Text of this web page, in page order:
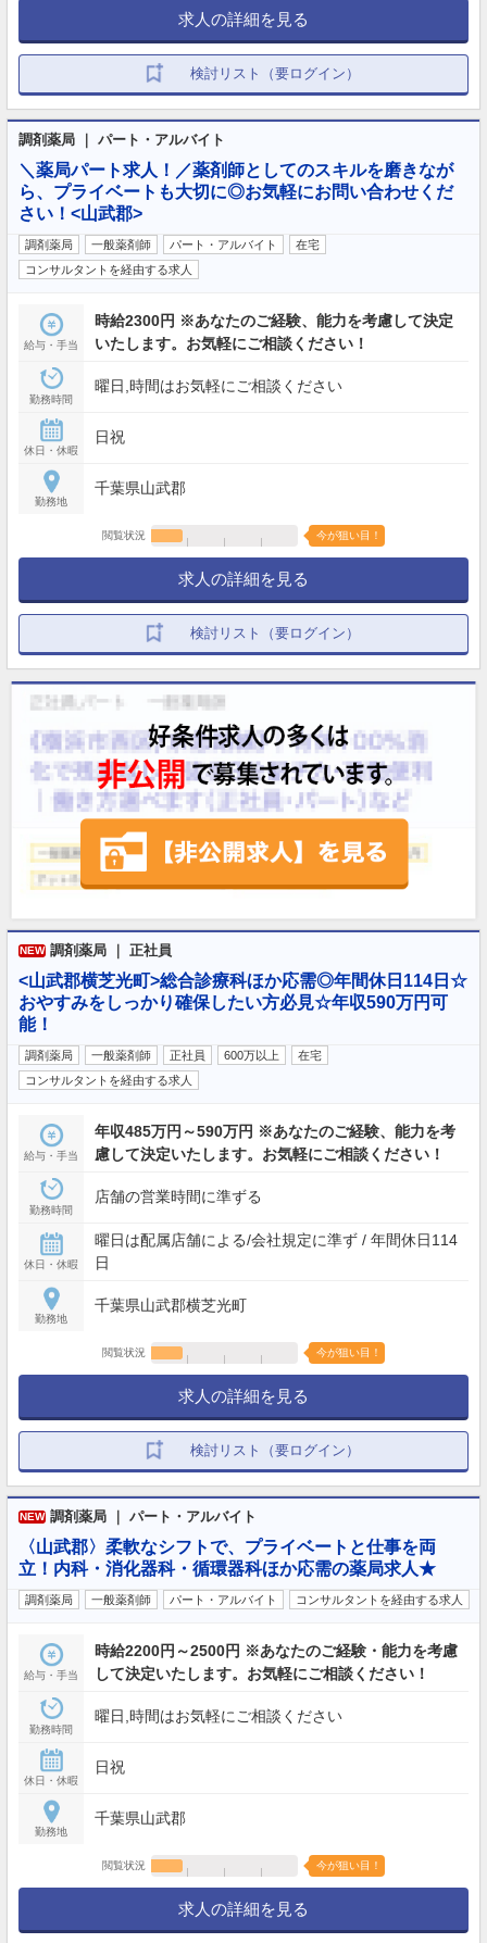
求人の詳細を見る
検討リスト（要ログイン）
調剤薬局 ｜ パート・アルバイト
＼薬局パート求人！／薬剤師としてのスキルを磨きなが
ら、プライベートも大切に◎お気軽にお問い合わせくだ
さい！<山武郡>
調剤薬局 一般薬剤師 パート・アルバイト
在宅
コンサルタントを経由する求人
給与・手当
時給2300円 ※あなたのご経験、能力を考慮して決定
いたします。お気軽にご相談ください！
勤務時間
曜日,時間はお気軽にご相談ください
休日・休暇
日祝
勤務地
千葉県山武郡
閲覧状況 今が狙い目！
求人の詳細を見る
検討リスト（要ログイン）
NEW 調剤薬局 ｜ 正社員
<山武郡横芝光町>総合診療科ほか応需◎年間休日114日☆
おやすみをしっかり確保したい方必見☆年収590万円可
能！
調剤薬局 一般薬剤師 正社員 600万以上
在宅
コンサルタントを経由する求人
給与・手当
年収485万円～590万円 ※あなたのご経験、能力を考
慮して決定いたします。お気軽にご相談ください！
勤務時間
店舗の営業時間に準ずる
休日・休暇
曜日は配属店舗による/会社規定に準ず / 年間休日114
日
勤務地
千葉県山武郡横芝光町
閲覧状況 今が狙い目！
求人の詳細を見る
検討リスト（要ログイン）
NEW 調剤薬局 ｜ パート・アルバイト
〈山武郡〉柔軟なシフトで、プライベートと仕事を両
立！内科・消化器科・循環器科ほか応需の薬局求人★
調剤薬局 一般薬剤師 パート・アルバイト コンサルタントを経由する求人
給与・手当
時給2200円～2500円 ※あなたのご経験・能力を考慮
して決定いたします。お気軽にご相談ください！
勤務時間
曜日,時間はお気軽にご相談ください
休日・休暇
日祝
勤務地
千葉県山武郡
閲覧状況 今が狙い目！
求人の詳細を見る